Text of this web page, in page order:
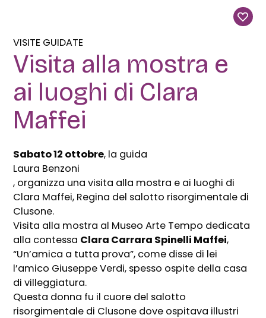
VISITE GUIDATE
Visita alla mostra e
ai luoghi di Clara
Maffei
Sabato 12 ottobre, la guida
Laura Benzoni
, organizza una visita alla mostra e ai luoghi di
Clara Maffei, Regina del salotto risorgimentale di
Clusone.
Visita alla mostra al Museo Arte Tempo dedicata
alla contessa Clara Carrara Spinelli Maffei,
“Un’amica a tutta prova”, come disse di lei
l’amico Giuseppe Verdi, spesso ospite della casa
di villeggiatura.
Questa donna fu il cuore del salotto
risorgimentale di Clusone dove ospitava illustri